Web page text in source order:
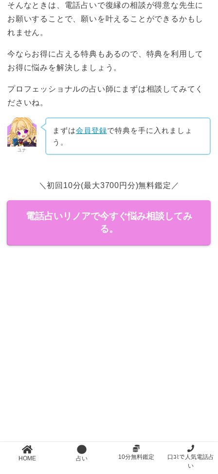
そんなときは、電話占いで復縁の相談が得意な先生に
お願いすることで、願いを叶えることができるかもし
れません。
今ならお得に占える特典もあるので、特典を利用して
お得に悩みを解決しましょう。
プロフェッショナルの占い師にまずは相談してみてく
ださいね。
ユナ
まずは会員登録で特典を手に入れましょ
う。
＼初回10分(最大3700円分)無料鑑定／
電話占いリノアで今すぐ悩み相談してみ
る。
HOME 占い 10分無料鑑定
口ｺﾐで人気電話占
い